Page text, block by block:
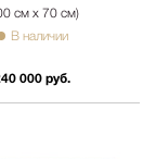
см х 70 см)
В наличии
000 руб.